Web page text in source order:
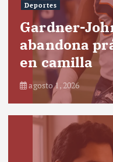
Deportes
Gardner-
abandona
en camilla
agosto 1, 2026